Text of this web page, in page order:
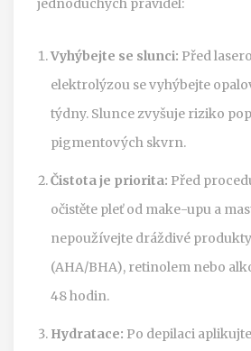
jednoduchých pravidel:
Vyhýbejte se slunci: Před
elektrolýzou se vyhýbejte
týdny. Slunce zvyšuje riziko
pigmentových skvrn.
Čistota je priorita: Před
očistěte pleť od make-upu a
nepoužívejte dráždivé
(AHA/BHA), retinolem nebo
48 hodin.
Hydratace: Po depilaci